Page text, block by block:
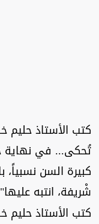
كتب الأستاذ
تُحكى... في نهاية
كبيرة السن
شْريفة، انتبه
كتب الأستاذ حليم